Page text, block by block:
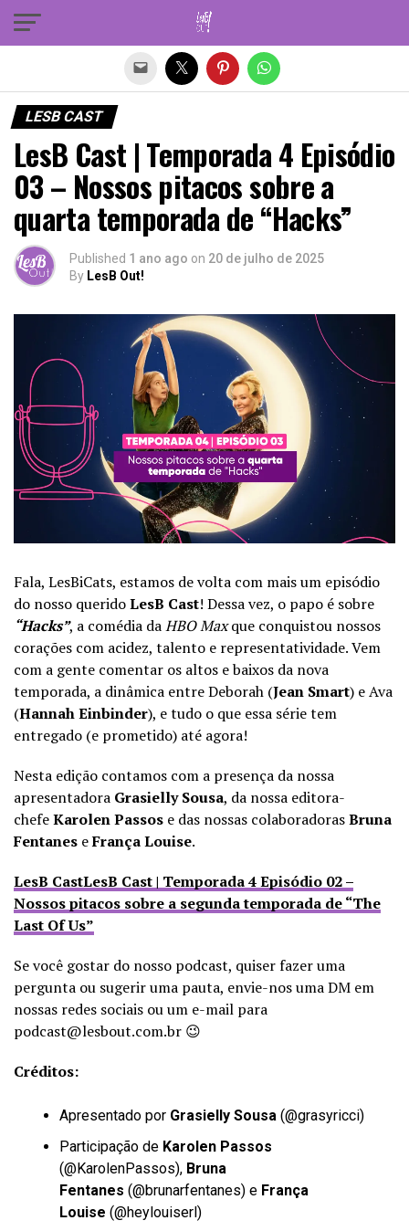
LESB CAST
LesB Cast | Temporada 4 Episódio
03 – Nossos pitacos sobre a
quarta temporada de “Hacks”
Published 1 ano ago on 20 de julho de 2025
By LesB Out!
Fala, LesBiCats, estamos de volta com mais um episódio
do nosso queridoLesB Cast! Dessa vez, o papo é sobre
“Hacks”, a comédia daHBO Maxque conquistou nossos
corações com acidez, talento e representatividade. Vem
com a gente comentar os altos e baixos da nova
temporada, a dinâmica entre Deborah (Jean Smart) e Ava
(Hannah Einbinder), e tudo o que essa série tem
entregado (e prometido) até agora!
Nesta edição contamos com a presença da nossa
apresentadora Grasielly Sousa, da nossa editora-
chefeKarolen Passos e das nossas colaboradorasBruna
Fentanes eFrança Louise.
LesB CastLesB Cast | Temporada 4 Episódio 02 –
Nossos pitacos sobre a segunda temporada de “The
Last Of Us”
Se você gostar do nosso podcast, quiser fazer uma
pergunta ou sugerir uma pauta, envie-nos uma DM em
nossas redes sociais ou um e-mail para
podcast@lesbout.com.br 😉
Créditos:
Apresentado por Grasielly Sousa (@grasyricci)
Participação de Karolen Passos
(@KarolenPassos), Bruna
Fentanes (@brunarfentanes) e França
Louise (@heylouiserl)
Sair da versão mobile